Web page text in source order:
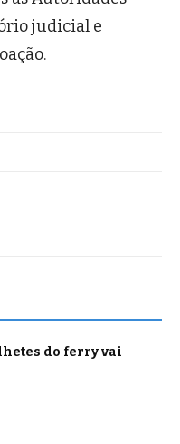
judicial e
do ferry vai